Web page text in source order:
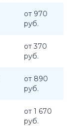
от 970
руб.
от 370
руб.
от 890
руб.
от 1 670
руб.